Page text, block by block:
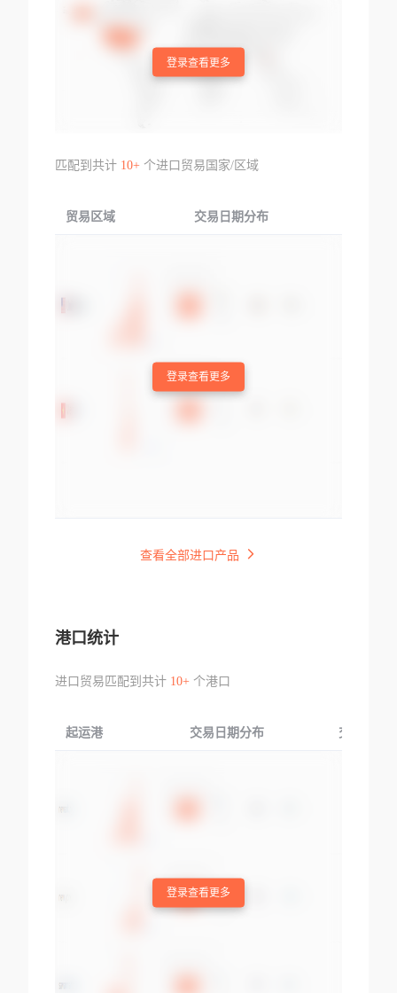
登录查看更多
匹配到共计 10+个进口贸易国家/区域
贸易区域 交易日期分布
登录查看更多
查看全部进口产品
港口统计
进口贸易匹配到共计 10+个港口
起运港 交易日期分布 交易产品
登录查看更多